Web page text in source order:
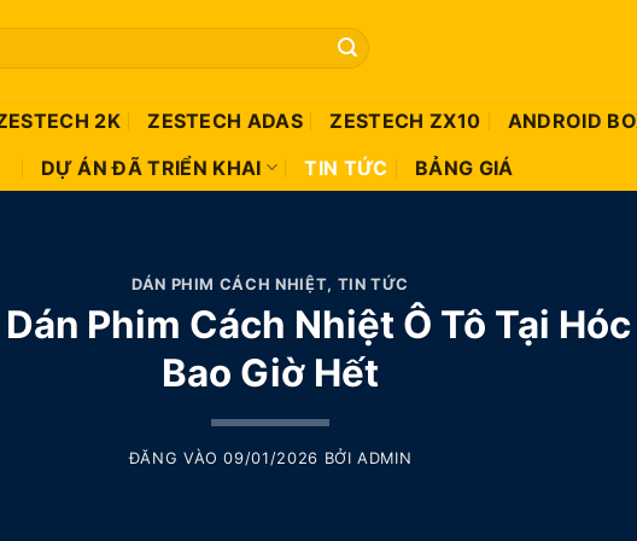
2K ZESTECH ADAS ZESTECH ZX10 ANDROID
DỰ ÁN ĐÃ TRIỂN KHAI
TIN TỨC BẢNG GIÁ
DÁN PHIM CÁCH NHIỆT, TIN TỨC
Phim Cách Nhiệt Ô Tô Tại
Bao Giờ Hết
ĐĂNG VÀO09/01/2026 BỞIADMIN